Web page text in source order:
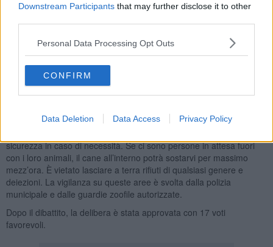
Downstream Participants that may further disclose it to other
Personal Data Processing Opt Outs
CONFIRM
Data Deletion Data Access Privacy Policy
Veniamo aicontenuti del regolamento: intanto le aree in
questione sono individuate da apposito cartello, posto in prossimità
dell’ingresso, con la dicitura“Area pubblica di sgambamento per
cani”. Vi possono accedere solo i cani accompagnati dai
proprietari. I cani dentro l’area devono essere
iscritti all’anagrafe canina e identificati da apposito microchip, in
buono stato di salute e sottoposti ai trattamenti preventivi vaccinali
libertà, senza guinzaglio e museruola,
ma i responsabili devono
sicurezza in caso di necessità. Se ci sono persone in attesa fuori
con i loro animali, il cane all’interno potrà sostarvi per massimo
mezz’ora. È vietato lasciare a terra rifiuti di qualsiasi genere e
deiezioni. La vigilanza su queste aree è svolta dalla polizia
municipale e dalle guardie zoofile autorizzate.
Dopo il dibattito, la delibera è stata approvata con 17 voti
favorevoli.